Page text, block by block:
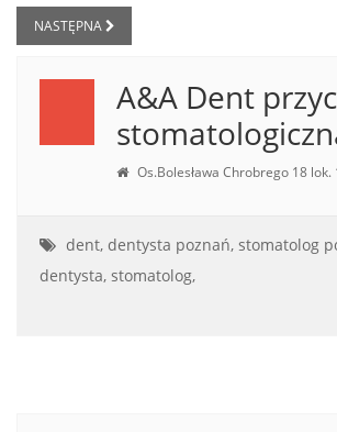
NASTĘPNA
A&A Dent
Os.Bolesława Chrobrego 18
dent, dentysta poznań, stomatolog
dentysta, stomatolog,